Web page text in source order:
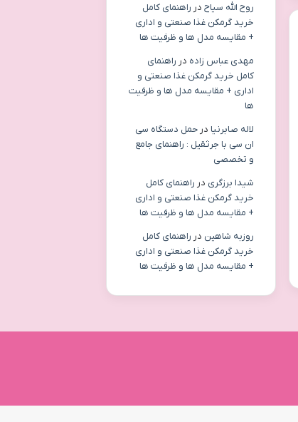
روح الله سیاحدر راهنمای کامل
خرید گرمکن غذا صنعتی و اداری
+ مقایسه مدل ها و ظرفیت ها
مهدی عباس زاده در راهنمای
کامل خرید گرمکن غذا صنعتی و
اداری + مقایسه مدل ها و ظرفیت
ها
لاله صابرنیا در حمل دستگاه سی
ان سی با جرثقیل : راهنمای جامع
و تخصصی
شیدا برزگری در راهنمای کامل
خرید گرمکن غذا صنعتی و اداری
+ مقایسه مدل ها و ظرفیت ها
روزبه شاهین در راهنمای کامل
خرید گرمکن غذا صنعتی و اداری
+ مقایسه مدل ها و ظرفیت ها